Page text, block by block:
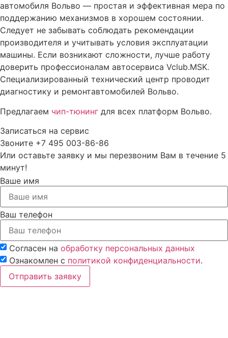
Замена заднего сайлентблока автомобиля Вольво
Замена двигателя
Замена головки блока цилиндров (ГЕЦ)
Замена гидрокомпенсаторов автомобиля Вольво
Замена вкладышей коленвала Вольво (Volvo) в Москве
Диагностика турбины двигателя Вольво
Диагностика двигателя Вольво (Volvo) в Москве
Отключение системы Start/Stop Вольво
Активация штатной навигации Вольво с пробками (TMC)
и отображением информации на приборной панели
автомобиля Вольво — простая и эффективная мера по
поддержанию механизмов в хорошем состоянии.
Следует не забывать соблюдать рекомендации
производителя и учитывать условия эксплуатации
машины. Если возникают сложности, лучше работу
доверить профессионалам автосервиса Vclub.MSK.
Специализированный технический центр проводит
диагностику и ремонтавтомобилей Вольво.
Предлагаем чип-тюнинг для всех платформ Вольво.
Записаться на сервис
Звоните +7 495 003-86-86
Или оставьте заявку и мы перезвоним Вам в течение 5
минут!
Ваше имя
Ваш телефон
Согласен на обработку персональных данных
Ознакомлен с политикой конфиденциальности.
Отправить заявку